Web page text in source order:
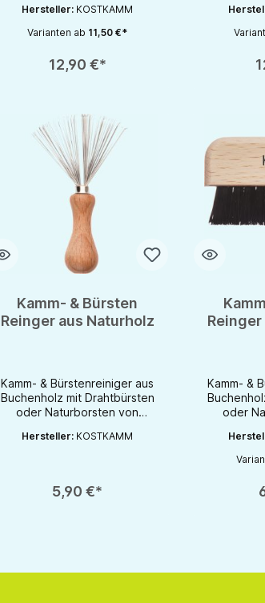
Hersteller: KOSTKAMM
Varianten ab 11,50 €*
12,90 €*
Kamm- & Bürsten
Reinger aus Naturholz
Kamm- & Bürstenreiniger aus
Buchenholz mit Drahtbürsten
oder Naturborsten von
Bürstenreiniger aus Buche,
HaarentfernungHergestellt in
Deutschland.
Hersteller: KOSTKAMM
5,90 €*
Kamm- &
oder